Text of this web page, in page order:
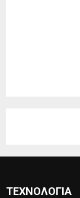
ΤΕΧΝΟΛΟΓΊΑ